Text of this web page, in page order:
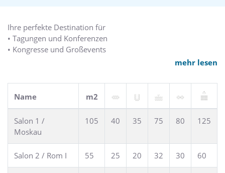
Businesscenter, Tiefgarage mit 478 Parkplätzen, kostenfreies
Internet (WLAN/LAN) für Übernachtungsgäste (max. 1.536
Kbit/s).
Ihre perfekte Destination für
• Tagungen und Konferenzen
• Kongresse und Großevents
• Produktpräsentationen
• Caterings
Raumangebot
48 Veranstaltungsräume verschiedener Größe und vielfach
teilbar mit modernster Ausstattung, darunter zwei große
mehr lesen
Name m2
Salon 1 /
Moskau
105 40 35 75 80 125
Salon 2 / Rom I 55 25 20 32 30 60